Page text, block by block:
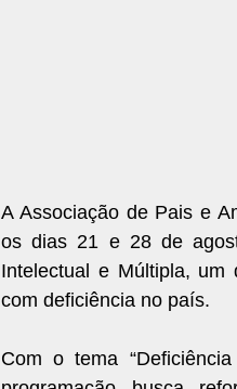
A Associação de Pais e
os dias 21 e 28 de
Intelectual e Múltipla, um
com deficiência no país.
Com o tema